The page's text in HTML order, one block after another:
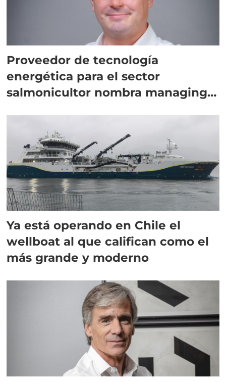
Proveedor de tecnología
energética para el sector
salmonicultor nombra managing
Ya está operando en Chile el
wellboat al que califican como el
más grande y moderno